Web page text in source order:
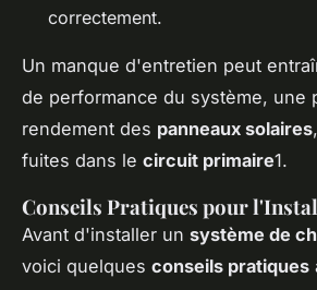
correctement.
Un manque d'entretien peut
de performance du système, une
rendement des panneaux solaires
fuites dans le circuit primaire1.
Conseils Pratiques pour
Avant d'installer un système de
voici quelques conseils pratiques